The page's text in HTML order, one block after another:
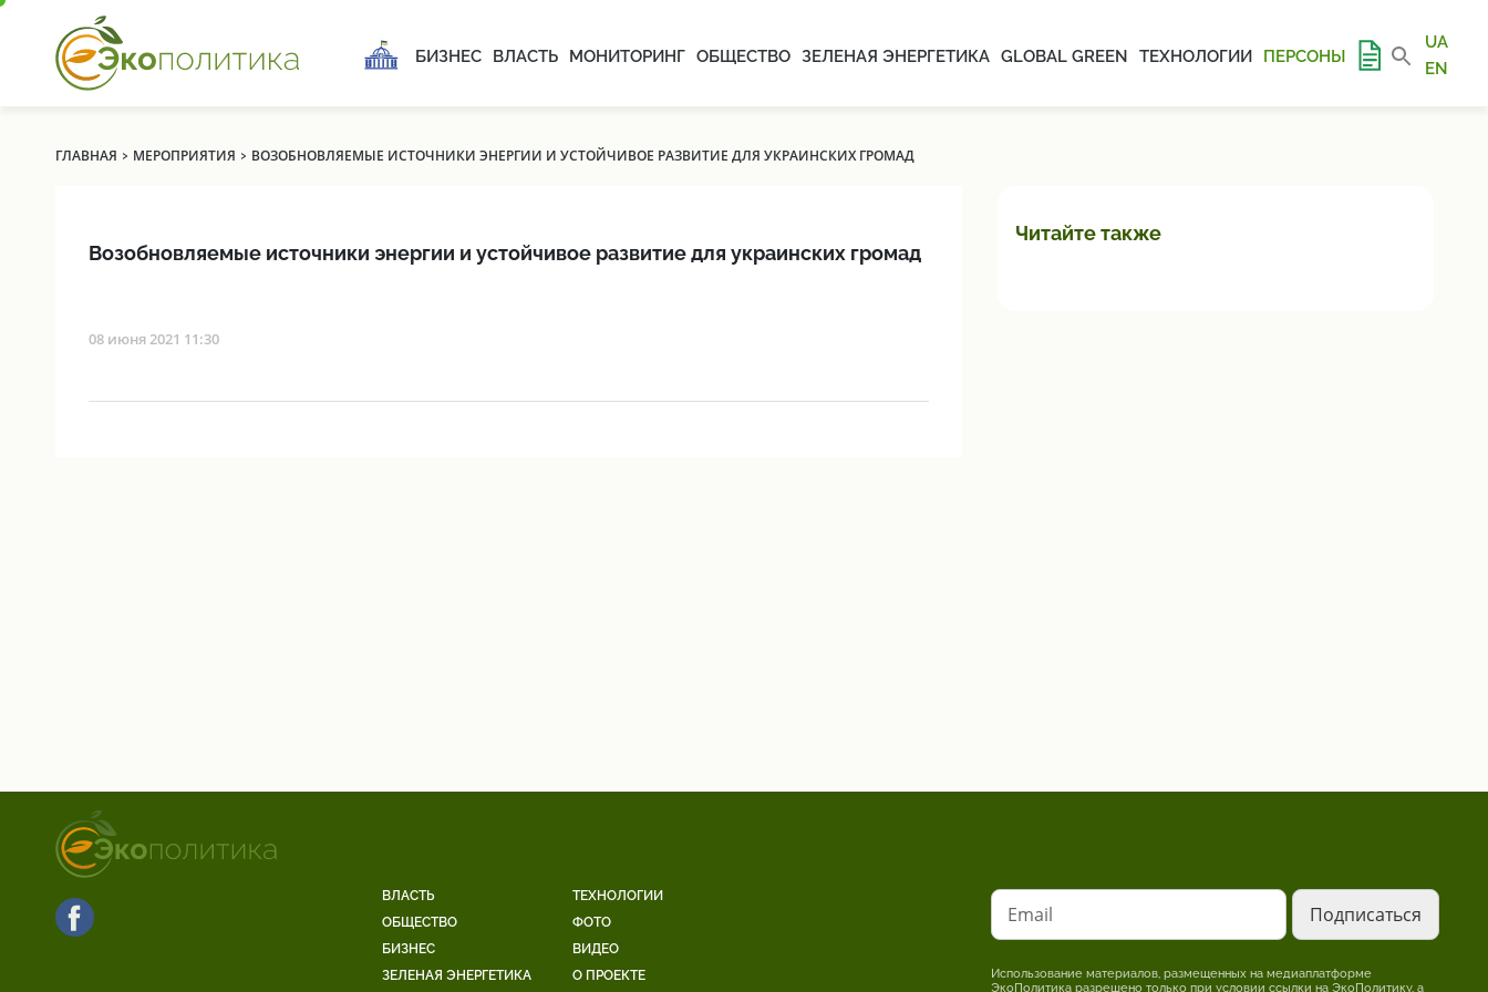
БИЗНЕС ВЛАСТЬ МОНИТОРИНГ ОБЩЕСТВО ЗЕЛЕНАЯ ЭНЕРГЕТИКА GLOBAL GREEN ТЕХНОЛОГИИ ПЕРСОНЫ
UA
EN
ГЛАВНАЯ › МЕРОПРИЯТИЯ › ВОЗОБНОВЛЯЕМЫЕ ИСТОЧНИКИ ЭНЕРГИИ И УСТОЙЧИВОЕ РАЗВИТИЕ ДЛЯ УКРАИНСКИХ ГРОМАД
Возобновляемые источники энергии и устойчивое развитие для украинских громад
08 июня 2021 11:30
Читайте также
ВЛАСТЬ
ОБЩЕСТВО
БИЗНЕС
ЗЕЛЕНАЯ ЭНЕРГЕТИКА
ТЕХНОЛОГИИ
ФОТО
ВИДЕО
О ПРОЕКТЕ
Email
Использование материалов, размещенных на медиаплатформе
ЭкоПолитика разрешено только при условии ссылки на ЭкоПолитику, а